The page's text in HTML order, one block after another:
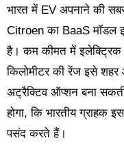
भारत में EV अपनाने की
Citroen का BaaS मॉडल
है। कम कीमत में इलेक्ट्रिक
किलोमीटर की रेंज इसे शहर
अट्रैक्टिव ऑप्शन बना
होगा, कि भारतीय ग्राहक
पसंद करते हैं।